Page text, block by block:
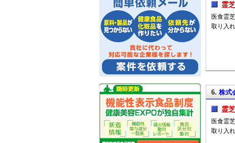
霊
医食霊
取り入
6. 株式
霊
医食霊
取り入